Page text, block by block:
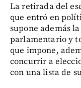
La retirada del
que entró en
supone además
parlamentario y
que impone,
concurrir a
con una lista de